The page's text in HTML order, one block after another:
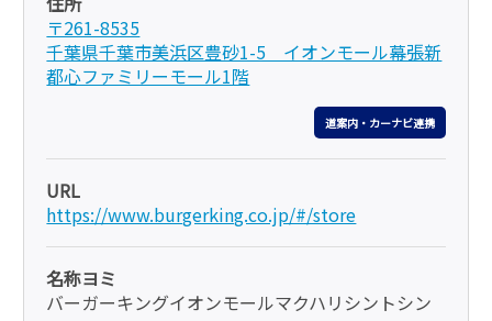
〒261-8535
千葉県千葉市美浜区豊砂1-5 イオンモール幕張新
都心ファミリーモール1階
道案内・カーナビ連携
URL
https://www.burgerking.co.jp/#/store
名称ヨミ
バーガーキングイオンモールマクハリシントシン